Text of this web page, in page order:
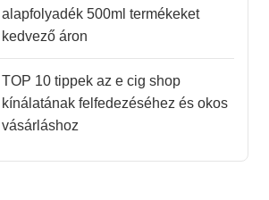
alapfolyadék 500ml termékeket
kedvező áron
TOP 10 tippek az e cig shop
kínálatának felfedezéséhez és okos
vásárláshoz